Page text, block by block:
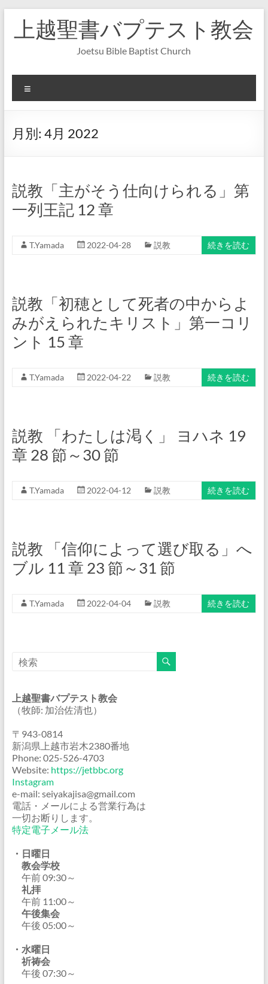
へ
上越聖書バプテスト教会
Joetsu Bible Baptist Church
ニ
ー
月別: 4月 2022
説教「主がそう仕向けられる」第
一列王記 12 章
T.Yamada 2022-04-28 説教 続きを読む
説教「初穂として死者の中からよ
みがえられたキリスト」第一コリ
ント 15 章
T.Yamada 2022-04-22 説教 続きを読む
説教 「わたしは渇く」 ヨハネ 19
章 28 節～30 節
T.Yamada 2022-04-12 説教 続きを読む
説教 「信仰によって選び取る」へ
ブル 11 章 23 節～31 節
T.Yamada 2022-04-04 説教 続きを読む
上越聖書バプテスト教会
（牧師: 加治佐清也）
〒943-0814
新潟県上越市岩木2380番地
Phone: 025-526-4703
Website: https://jetbbc.org
Instagram
e-mail: seiyakajisa@gmail.com
電話・メールによる営業行為は
一切お断りします。
特定電子メール法
・日曜日
教会学校
午前 09:30～
礼拝
午前 11:00～
午後集会
午後 05:00～
・水曜日
祈祷会
午後 07:30～